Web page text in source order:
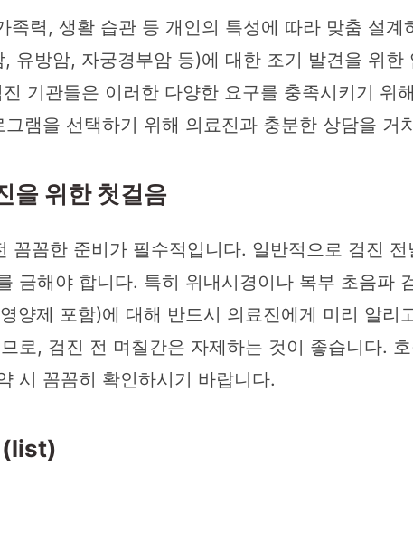
력, 생활 습관 등 개인의 특성에 따라 맞춤 설
유방암, 자궁경부암 등)에 대한 조기 발견을 위
기관들은 이러한 다양한 요구를 충족시키기 위
램을 선택하기 위해 의료진과 충분한 상담을 거
을 위한 첫걸음
꼼꼼한 준비가 필수적입니다. 일반적으로 검진
금해야 합니다. 특히 위내시경이나 복부 초음파
양제 포함)에 대해 반드시 의료진에게 미리 알리
로, 검진 전 며칠간은 자제하는 것이 좋습니다.
시 꼼꼼히 확인하시기 바랍니다.
(list)